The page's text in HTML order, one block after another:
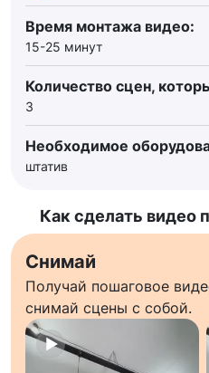
Время монтажа видео:
15-25 минут
Количество сцен,
3
Необходимое
штатив
Как сделать видео
Снимай
Получай пошаговое
снимай сцены с собой.